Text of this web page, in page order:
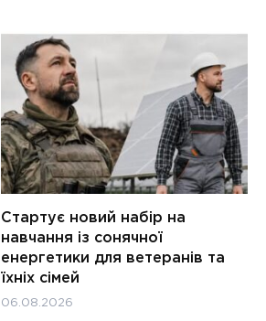
Стартує новий набір на
навчання із сонячної
енергетики для ветеранів та
їхніх сімей
06.08.2026